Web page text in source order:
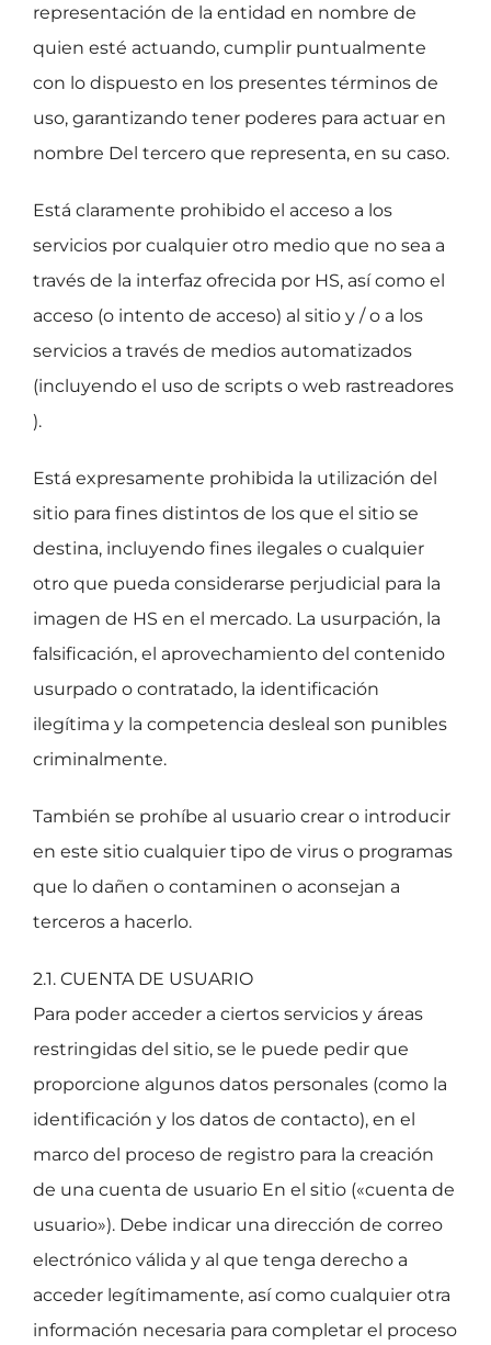
representación de la entidad en nombre de
quien esté actuando, cumplir puntualmente
con lo dispuesto en los presentes términos de
uso, garantizando tener poderes para actuar en
nombre Del tercero que representa, en su caso.
Está claramente prohibido el acceso a los
servicios por cualquier otro medio que no sea a
través de la interfaz ofrecida por HS, así como el
acceso (o intento de acceso) al sitio y / o a los
servicios a través de medios automatizados
(incluyendo el uso de scripts o web rastreadores
).
Está expresamente prohibida la utilización del
sitio para fines distintos de los que el sitio se
destina, incluyendo fines ilegales o cualquier
otro que pueda considerarse perjudicial para la
imagen de HS en el mercado. La usurpación, la
falsificación, el aprovechamiento del contenido
usurpado o contratado, la identificación
ilegítima y la competencia desleal son punibles
criminalmente.
También se prohíbe al usuario crear o introducir
en este sitio cualquier tipo de virus o programas
que lo dañen o contaminen o aconsejan a
terceros a hacerlo.
2.1. CUENTA DE USUARIO
Para poder acceder a ciertos servicios y áreas
restringidas del sitio, se le puede pedir que
proporcione algunos datos personales (como la
identificación y los datos de contacto), en el
marco del proceso de registro para la creación
de una cuenta de usuario En el sitio («cuenta de
usuario»). Debe indicar una dirección de correo
electrónico válida y al que tenga derecho a
acceder legítimamente, así como cualquier otra
información necesaria para completar el proceso